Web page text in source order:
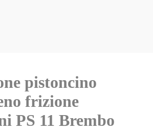
pistoncino
frizione
PS 11 Brembo